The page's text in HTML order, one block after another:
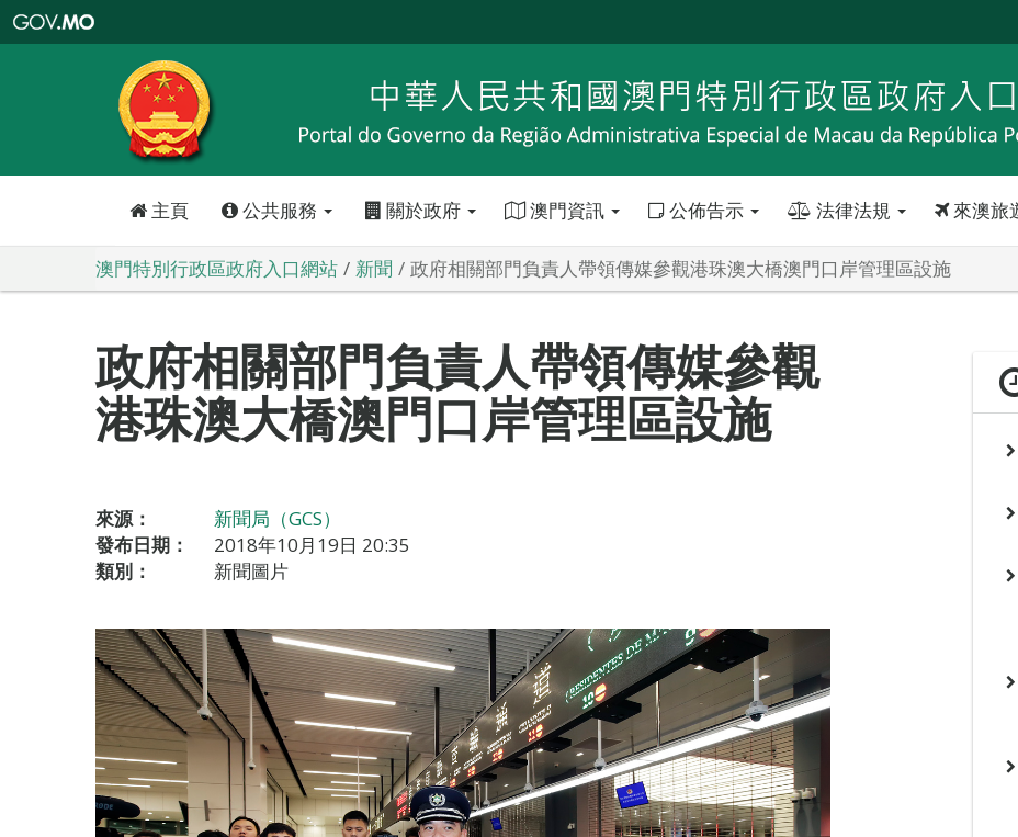
特
政
區
政
口
主頁 公共服務 關於政府 澳門資訊 公佈告示 法律法規 來澳旅
澳門特別行政區政府入口網站 新聞 政府相關部門負責人帶領傳媒參觀港珠澳大橋澳門口岸管理區設施
政府相關部門負責人帶領傳媒參觀
港珠澳大橋澳門口岸管理區設施
來源：
新聞局（GCS）
發布日期：
2018年10月19日 20:35
類別：
新聞圖片